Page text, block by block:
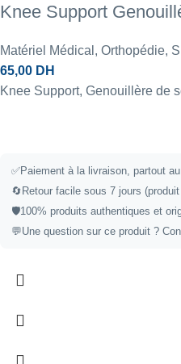
Knee Support
Matériel Médical , Orthopédie,
65,00 DH
Knee Support, Genouillère de
✅Paiement à la livraison, partout
🔄 Retour facile sous 7 jours
🛡️100% produits authentiques et
💬Une question sur ce produit ?